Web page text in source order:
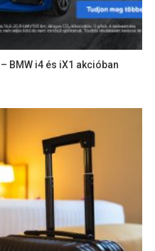
BMW i4 és iX1 akcióban